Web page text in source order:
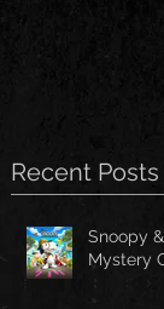
Recent Posts
Snoopy
Mystery